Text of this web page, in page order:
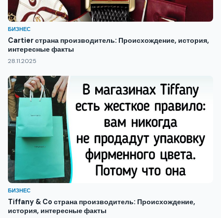
БИЗНЕС
Cartier страна производитель: Происхождение, история,
интересные факты
28.11.2025
БИЗНЕС
Tiffany & Co страна производитель: Происхождение,
история, интересные факты